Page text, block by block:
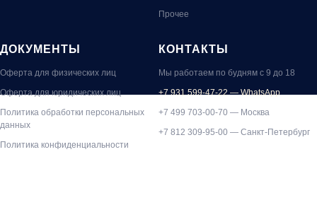
Прочее
ДОКУМЕНТЫ
Оферта для физических лиц
Оферта для юридических лиц
Политика обработки персональных
данных
Политика конфиденциальности
КОНТАКТЫ
Мы работаем по будням с 9 до 18
+7 931 599-47-22 — WhatsApp
+7 499 703-00-70 — Москва
+7 812 309-95-00 — Санкт-Петербург